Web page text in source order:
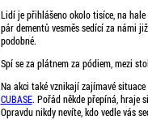
Lidí je přihlášeno okolo tisíce, na
pár dementů vesměs sedící za námi
podobné.
Spí se za plátnem za pódiem, mezi
Na akci také vznikají zajímavé
CUBASE. Pořád někde přepíná, hraje
Opravdu nikdy nevíte, kdo vedle vás